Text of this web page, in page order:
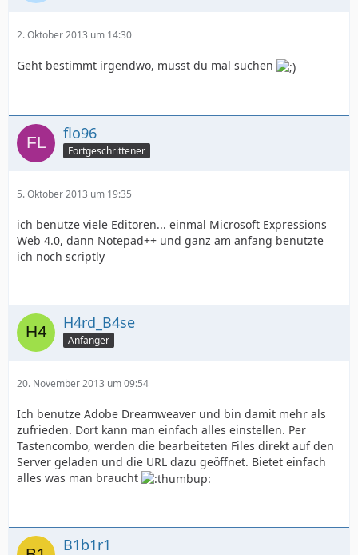
2. Oktober 2013 um 14:30
Geht bestimmt irgendwo, musst du mal suchen
flo96
Fortgeschrittener
5. Oktober 2013 um 19:35
ich benutze viele Editoren... einmal Microsoft Expressions
Web 4.0, dann Notepad++ und ganz am anfang benutzte
ich noch scriptly
H4rd_B4se
Anfänger
20. November 2013 um 09:54
Ich benutze Adobe Dreamweaver und bin damit mehr als
zufrieden. Dort kann man einfach alles einstellen. Per
Tastencombo, werden die bearbeiteten Files direkt auf den
Server geladen und die URL dazu geöffnet. Bietet einfach
alles was man braucht
B1b1r1